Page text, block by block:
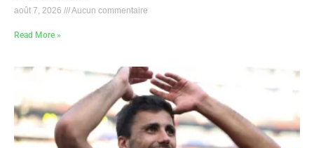
août 7, 2026 Aucun commentaire
Read More »